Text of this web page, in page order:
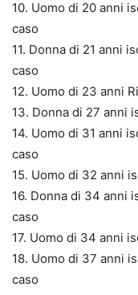
10. Uomo di 20 anni
caso
11. Donna di 21 anni
caso
12. Uomo di 23 anni
13. Donna di 27 anni
14. Uomo di 31 anni
caso
15. Uomo di 32 anni
16. Donna di 34 anni
caso
17. Uomo di 34 anni
18. Uomo di 37 anni
caso